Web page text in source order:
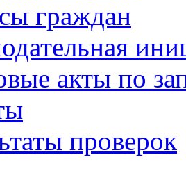
граждан
акты по
проверок